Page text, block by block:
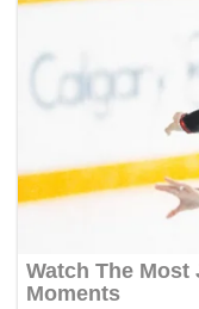
kewibawaan ketua
Johari Tun Openg
sesuai dalam
kaum Cina kepada
Jeniri berkata beliau
Cina amat penting
wakil masyarakat
untuk berada dalam